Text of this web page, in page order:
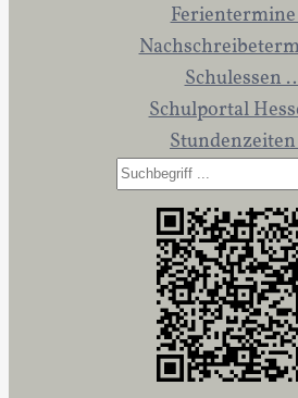
Schulessen
Schulportal
S
u